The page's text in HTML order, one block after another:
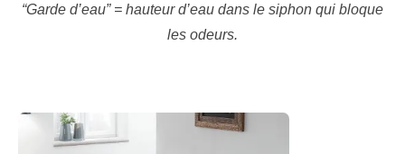
“Garde d’eau” = hauteur d’eau dans le siphon qui bloque
les odeurs.